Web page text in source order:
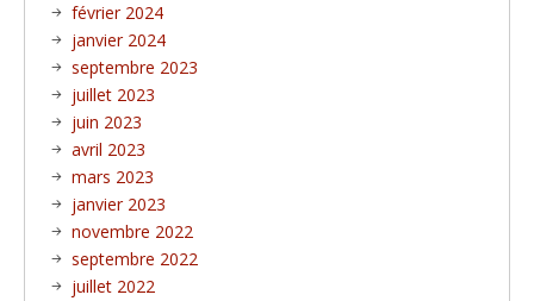
février 2024
janvier 2024
septembre 2023
juillet 2023
juin 2023
avril 2023
mars 2023
janvier 2023
novembre 2022
septembre 2022
juillet 2022